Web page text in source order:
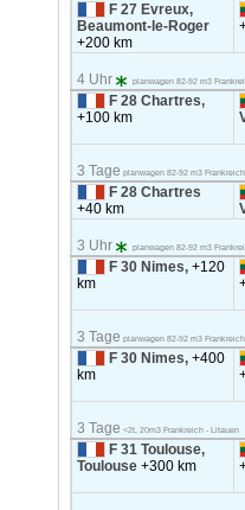
F 27 Evreux,
Beaumont-le-Roger
+200 km
4 Uhr planwagen 82-92 m3
F 28 Chartres,
+100 km
3 Tage planwagen 82-92 m3
F 28 Chartres
+40 km
3 Uhr planwagen 82-92 m3
F 30 Nimes,+120
km
3 Tage planwagen 82-92 m3
F 30 Nimes,+400
km
3 Tage <2t, 20m3 Frankreich - Litauen
F 31 Toulouse,
Toulouse+300 km